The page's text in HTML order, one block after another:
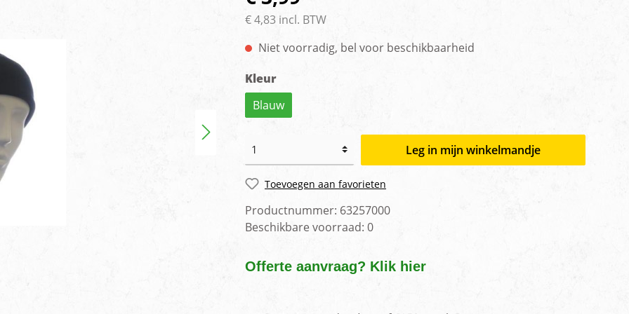
€ 4,83 incl. BTW
Niet voorradig, bel voor beschikbaarheid
Kleur
Blauw
Leg in mijn winkelmandje
Toevoegen aan favorieten
Productnummer: 63257000
Beschikbare voorraad: 0
Offerte aanvraag? Klik hier